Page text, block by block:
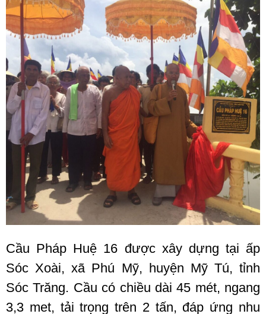
Cầu Pháp Huệ 16 được xây dựng tại ấp
Sóc Xoài, xã Phú Mỹ, huyện Mỹ Tú, tỉnh
Sóc Trăng. Cầu có chiều dài 45 mét, ngang
3,3 met, tải trọng trên 2 tấn, đáp ứng nhu